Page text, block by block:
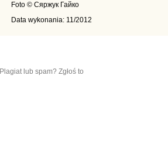
Foto © Сяржук Гайко
Data wykonania: 11/2012
Plagiat lub spam? Zgłoś to